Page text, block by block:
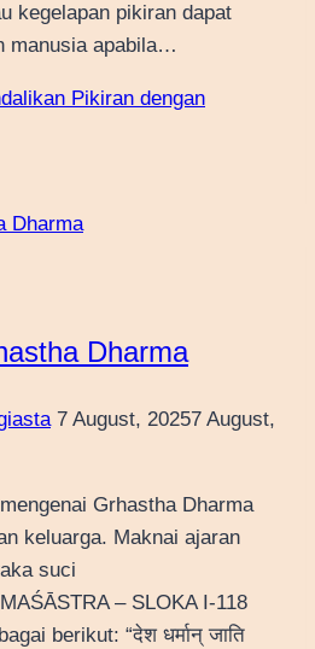
kegelapan pikiran dapat
manusia apabila…
Pikiran dengan
Dharma
7 August, 20257 August,
Grhastha Dharma
keluarga. Maknai ajaran
suci
– SLOKA I-118
berikut: “देश धर्मान् जाति